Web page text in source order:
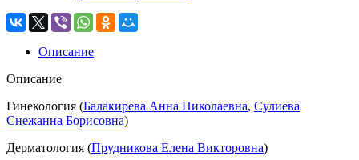
Описание
Описание
Гинекология (Балакирева Анна Николаевна, Сулиева
Снежанна Борисовна)
Дерматология (Прудникова Елена Викторовна)